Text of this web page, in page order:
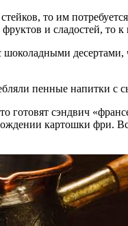
стейков, то им
и сладостей, то
шоколадными
пенные напитки
готовят сэндвич
картошки фри.